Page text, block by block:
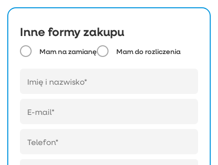
Inne formy zakupu
Mam na zamianę Mam do rozliczenia